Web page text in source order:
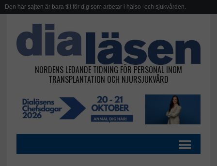
Den här sajten är bara till för dig som arbetar i hälso- och sjukvården.
NORDENS LEDANDE TIDNING FÖR PERSONAL INOM
TRANSPLANTATION OCH NJURSJUKVÅRD